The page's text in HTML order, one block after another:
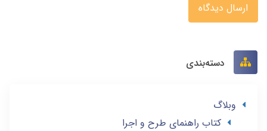
ارسال دیدگاه
دسته‌بندی
وبلاگ
کتاب راهنمای طرح و اجرا